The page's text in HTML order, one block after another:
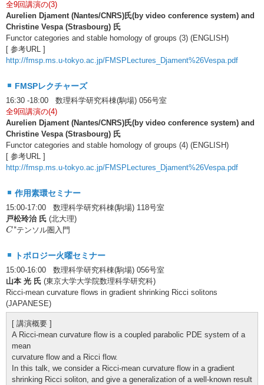
全9回講演の(3)
Aurelien Djament (Nantes/CNRS)氏(by video conference system) and
Christine Vespa (Strasbourg) 氏
Functor categories and stable homology of groups (3) (ENGLISH)
[ 参考URL ]
http://fmsp.ms.u-tokyo.ac.jp/FMSPLectures_Djament%26Vespa.pdf
FMSPレクチャーズ
16:30 -18:00 数理科学研究科棟(駒場) 056号室
全9回講演の(4)
Aurelien Djament (Nantes/CNRS)氏(by video conference system) and
Christine Vespa (Strasbourg) 氏
Functor categories and stable homology of groups (4) (ENGLISH)
[ 参考URL ]
http://fmsp.ms.u-tokyo.ac.jp/FMSPLectures_Djament%26Vespa.pdf
作用素環セミナー
15:00-17:00 数理科学研究科棟(駒場) 118号室
戸松玲治 氏 (北大理)
C∗
C∗テンソル圏入門
トポロジー火曜セミナー
15:00-16:00 数理科学研究科棟(駒場) 056号室
山本 光 氏 (東京大学大学院数理科学研究科)
Ricci-mean curvature flows in gradient shrinking Ricci solitons
(JAPANESE)
[ 講演概要 ]
A Ricci-mean curvature flow is a coupled parabolic PDE system of a
mean
curvature flow and a Ricci flow.
In this talk, we consider a Ricci-mean curvature flow in a gradient
shrinking Ricci soliton, and give a generalization of a well-known result